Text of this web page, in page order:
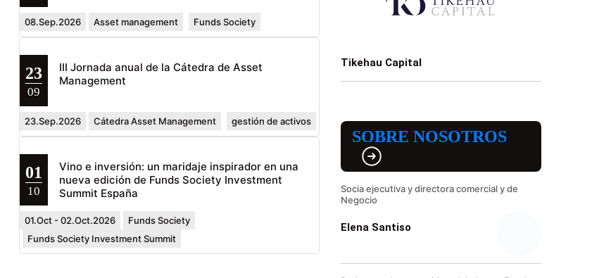
08.Sep.2026 Asset management Funds Society
23
09
III Jornada anual de la Cátedra de Asset
Management
23.Sep.2026 Cátedra Asset Management gestión de activos
01
10
Vino e inversión: un maridaje inspirador en una
nueva edición de Funds Society Investment
Summit España
01.Oct - 02.Oct.2026
Funds Society
Funds Society Investment Summit
Tikehau Capital
SOBRE NOSOTROS
Socia ejecutiva y directora comercial y de
Negocio
Elena Santiso